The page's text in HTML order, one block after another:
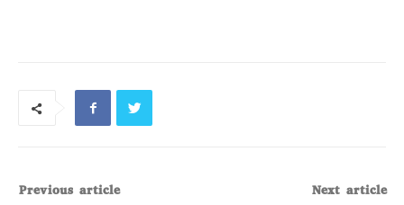
Previous article
Next article